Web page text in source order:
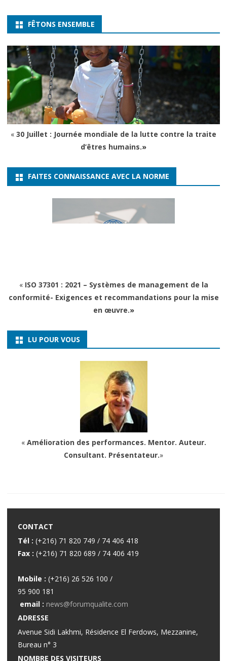
FÊTONS ENSEMBLE
« 30 Juillet : Journée mondiale de la lutte contre la traite
d’êtres humains.»
FAITES CONNAISSANCE AVEC LA NORME
« ISO 37301 : 2021 – Systèmes de management de la
conformité- Exigences et recommandations pour la mise
en œuvre.»
LU POUR VOUS
« Amélioration des performances. Mentor. Auteur.
Consultant. Présentateur.»
CONTACT
Tél : (+216) 71 820 749 / 74 406 418
Fax : (+216) 71 820 689 / 74 406 419
Mobile : (+216) 26 526 100 /
95 900 181
email : news@forumqualite.com
ADRESSE
Avenue Sidi Lakhmi, Résidence El Ferdows, Mezzanine,
Bureau n° 3
NOMBRE DES VISITEURS